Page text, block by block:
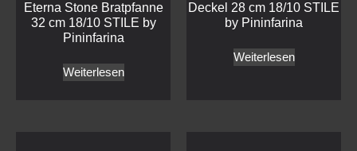
Eterna Stone Bratpfanne
32 cm 18/10 STILE by
Pininfarina
Weiterlesen
Deckel 28 cm 18/10 STILE
by Pininfarina
Weiterlesen